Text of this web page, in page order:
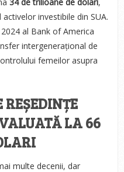
investibile din SUA.
al Bank of America
intergenerațional de
femeilor asupra
LA 66
multe decenii, dar